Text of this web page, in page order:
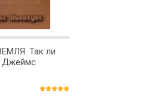
Так ли
Джеймс